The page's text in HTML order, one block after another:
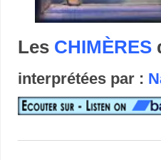
Les CHIMÈRES
interprétées par :